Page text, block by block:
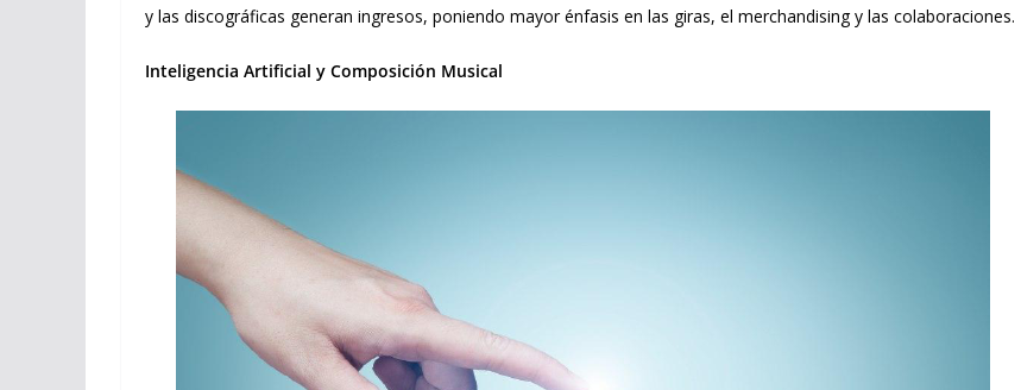
y las discográficas generan ingresos, poniendo mayor énfasis en las giras, el merchandising y las colaboraciones.
Inteligencia Artificial y Composición Musical